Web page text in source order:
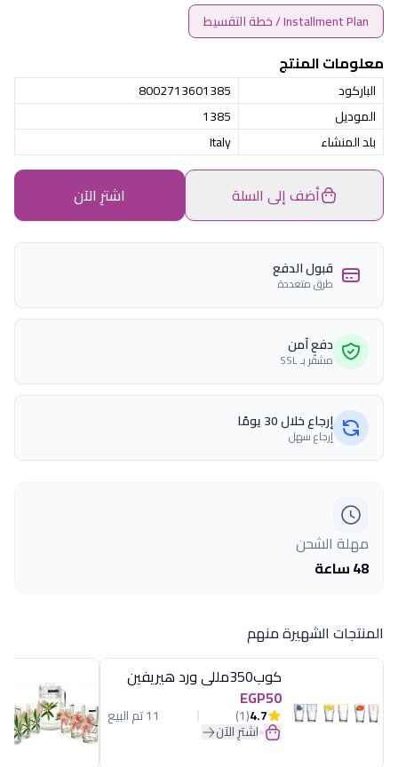
Installment Plan / خطة التقسيط
معلومات المنتج
الباركود
8002713601385
الموديل
1385
بلد المنشاء
Italy
أضف إلى السلة اشترِ الآن
قبول الدفع
طرق متعددة
دفع آمن
مشفّر بـ SSL
إرجاع خلال 30 يومًا
إرجاع سهل
مهلة الشحن
48 ساعة
المنتجات الشهيرة منهم
كوب350مللى ورد هيريفين
EGP50
4.7
(1) 11 تم البيع
اشترِ الآن